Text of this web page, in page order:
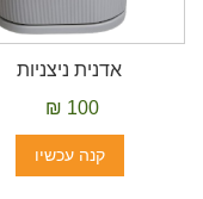
אדנית ניצניות
100 ₪
קנה עכשיו